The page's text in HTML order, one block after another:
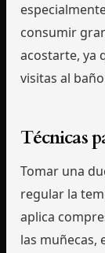
consumir
acostarte, ya
visitas al
Técnicas
Tomar una
regular la
aplica
las muñecas,